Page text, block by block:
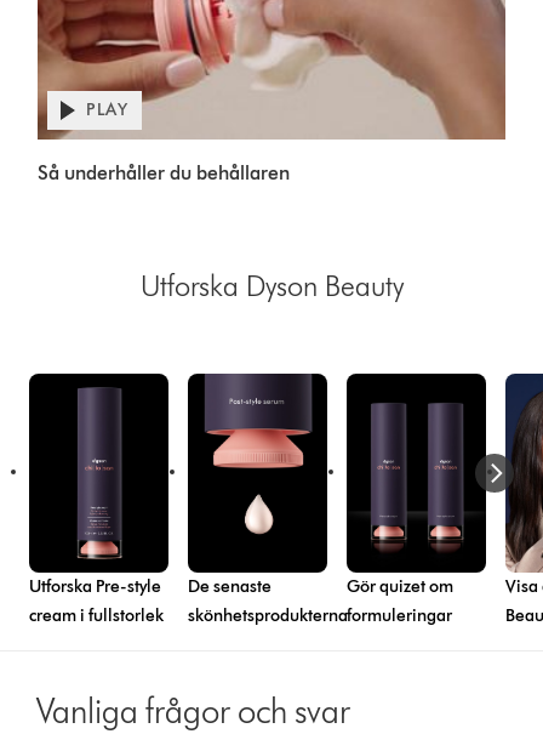
Transcript
Open
video
PLAY
Så underhåller du behållaren
Utforska Dyson Beauty
Utforska Pre-style
cream i fullstorlek
De senaste
skönhetsprodukterna
Gör quizet om
formuleringar
Visa
Vanliga frågor och svar